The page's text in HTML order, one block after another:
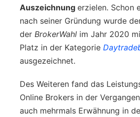
Auszeichnung erzielen. Schon
nach seiner Gründung wurde
der BrokerWahl im Jahr 2020
Platz in der Kategorie
ausgezeichnet.
Des Weiteren fand das
Online Brokers in der
auch mehrmals Erwähnung in